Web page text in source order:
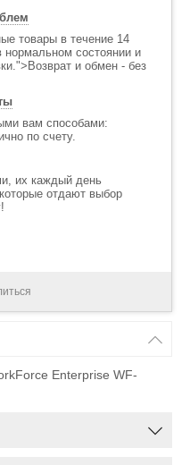
товары в течение 14
состоянии и
и обмен - без
вам способами:
по счету.
их каждый день
отдают выбор
Enterprise WF-